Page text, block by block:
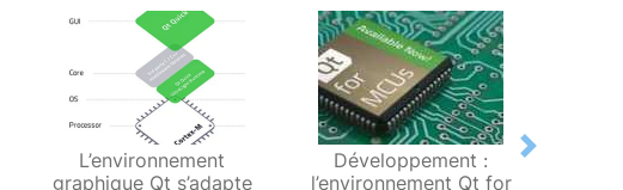
L’environnement
graphique Qt s’adapte
Développement :
l’environnement Qt for
Next